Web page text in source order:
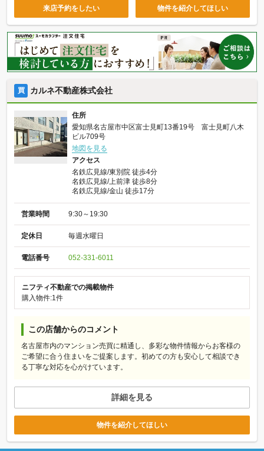
来店予約をしたい 物件を紹介してほしい
買 カルネ不動産株式会社
住所
愛知県名古屋市中区富士見町13番19号 富士見町八木
ビル709号
地図を見る
アクセス
名鉄広見線/東別院 徒歩4分
名鉄広見線/上前津 徒歩8分
名鉄広見線/金山 徒歩17分
営業時間 9:30～19:30
定休日 毎週水曜日
電話番号 052-331-6011
ニフティ不動産での掲載物件
購入物件:1件
この店舗からのコメント
名古屋市内のマンション売買に精通し、多彩な物件情報からお客様の
ご希望に合う住まいをご提案します。初めての方も安心して相談でき
る丁寧な対応を心がけています。
詳細を見る
物件を紹介してほしい